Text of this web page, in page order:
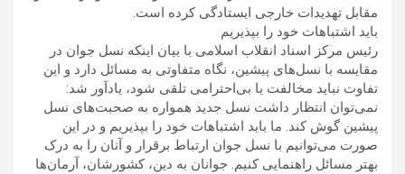
مقابل تهدیدات خارجی ایستادگی کرده است.
باید اشتباهات خود را بپذیریم
رئیس مرکز اسناد انقلاب اسلامی با بیان اینکه نسل جوان در
مقایسه با نسل‌های پیشین، نگاه متفاوتی به مسائل دارد و این
تفاوت نباید مخالفت یا بی‌احترامی تلقی شود، یادآور شد:
نمی‌توان انتظار داشت نسل جدید همواره به صحبت‌های نسل
پیشین گوش کند. ما باید اشتباهات خود را بپذیریم و در این
صورت می‌توانیم با نسل جوان ارتباط برقرار و آنان را به درک
بهتر مسائل راهنمایی کنیم. جوانان به دین، کشورشان، آرمان‌ها